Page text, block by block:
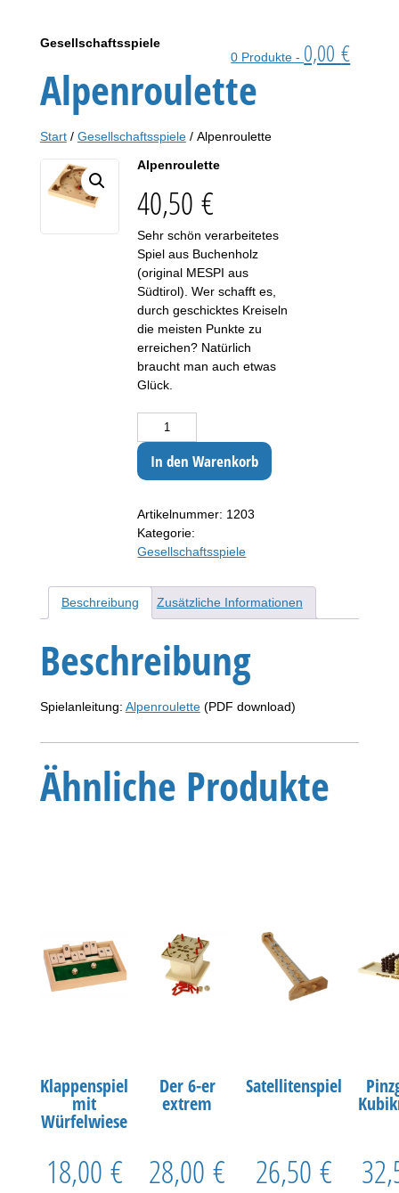
0 Produkte - 0,00€
Gesellschaftsspiele
Alpenroulette
Start/ Gesellschaftsspiele/ Alpenroulette
Alpenroulette
40,50€
Sehr schön verarbeitetes
Spiel aus Buchenholz
(original MESPI aus
Südtirol). Wer schafft es,
durch geschicktes Kreiseln
die meisten Punkte zu
erreichen? Natürlich
braucht man auch etwas
Glück.
Alpenroulette Menge
In den Warenkorb
Artikelnummer: 1203
Kategorie:
Gesellschaftsspiele
Beschreibung Zusätzliche Informationen
Beschreibung
Spielanleitung: Alpenroulette(PDF download)
Ähnliche Produkte
Klappenspiel
mit
Würfelwiese
18,00 €
Der 6-er
extrem
28,00€
Satellitenspiel
26,50 €